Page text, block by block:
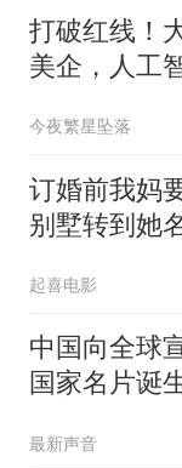
打破红线！
美企，人工
今夜繁星坠落
订婚前我妈
别墅转到她
叔子当新房
起喜电影
中国向全球
国家名片诞
最新声音